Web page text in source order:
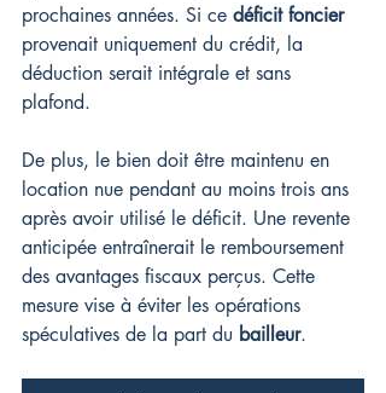
prochaines années. Si ce déficit foncier
provenait uniquement du crédit, la
déduction serait intégrale et sans
plafond.
De plus, le bien doit être maintenu en
location nue pendant au moins trois ans
après avoir utilisé le déficit. Une revente
anticipée entraînerait le remboursement
des avantages fiscaux perçus. Cette
mesure vise à éviter les opérations
spéculatives de la part du bailleur.